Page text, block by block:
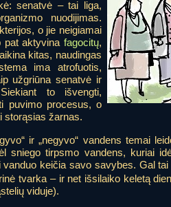
senatvė – tai liga,
nuodijimas.
o jie neigiamai
pat aktyvina fagocitų,
kitas, naudingas
ima atrofuotis,
užgriūna senatvė ir
to išvengti,
puvimo procesus, o
storąsias žarnas.
ir „negyvo“ vandens temai
sniego tirpsmo vandens, kuriai
keičia savo savybes. Gal
tvarka – ir net išsilaiko keletą
viduje).